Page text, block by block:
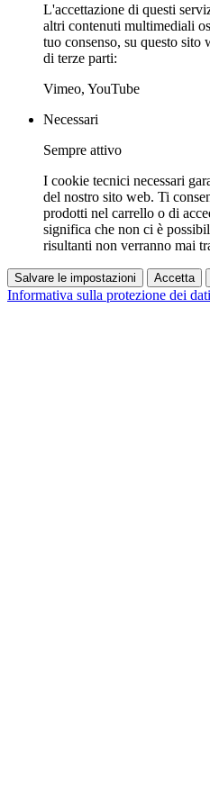
L'accettazione di questi
altri contenuti multimediali
tuo consenso, su questo
di terze parti:
Vimeo, YouTube
Necessari
Sempre attivo
I cookie tecnici necessari
del nostro sito web. Ti
prodotti nel carrello o di
significa che non ci è
risultanti non verranno mai
Salvare le impostazioni Accetta
Informativa sulla protezione dei dati